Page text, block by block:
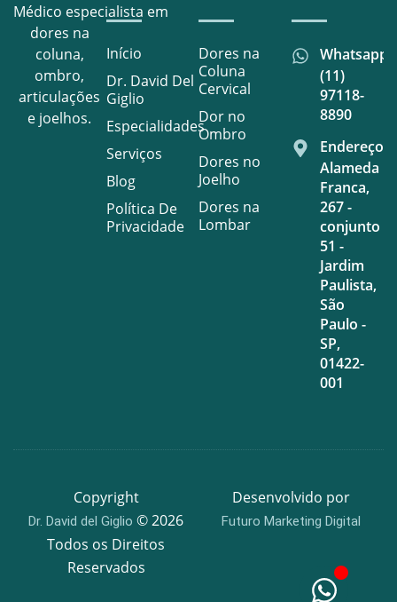
Médico especialista em
dores na
coluna,
ombro,
articulações
e joelhos.
Início
Dr. David Del
Giglio
Especialidades
Serviços
Blog
Política De
Privacidade
Dores na
Coluna
Cervical
Dor no
Ombro
Dores no
Joelho
Dores na
Lombar
Whatsapp
(11)
97118-
8890
Endereço
Alameda
Franca,
267 -
conjunto
51 -
Jardim
Paulista,
São
Paulo -
SP,
01422-
001
Copyright
Dr. David del Giglio © 2026
Todos os Direitos
Reservados
Desenvolvido por
Futuro Marketing Digital